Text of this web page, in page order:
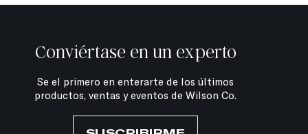
Conviértase en un experto
Se el primero en enterarte de los últimos
productos, ventas y eventos de Wilson Co.